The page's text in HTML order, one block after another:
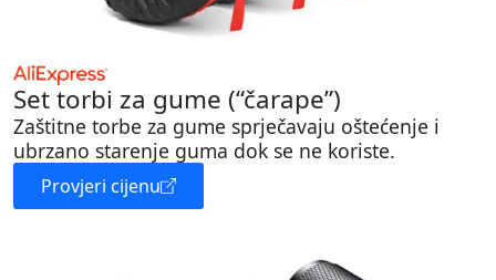
Set torbi za gume (“čarape”)
Zaštitne torbe za gume sprječavaju oštećenje i
ubrzano starenje guma dok se ne koriste.
Provjeri cijenu